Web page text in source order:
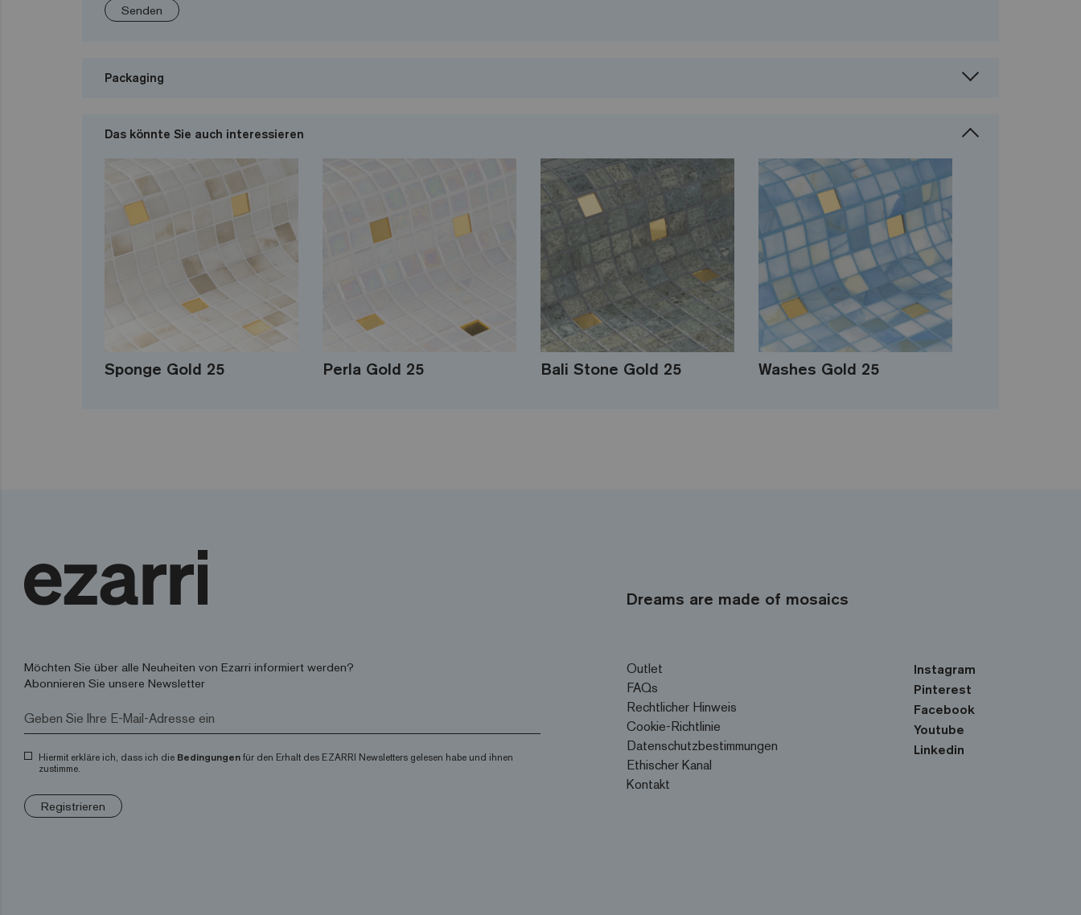
Senden
Packaging
Das könnte Sie auch interessieren
Sponge Gold 25 Perla Gold 25 Bali Stone Gold 25 Washes Gold 25
Dreams are made of mosaics
Möchten Sie über alle Neuheiten von Ezarri informiert werden?
Abonnieren Sie unsere Newsletter
Hiermit erkläre ich, dass ich die Bedingungen für den Erhalt des EZARRI Newsletters gelesen habe und ihnen
zustimme.
Registrieren
Outlet
FAQs
Rechtlicher Hinweis
Cookie-Richtlinie
Datenschutzbestimmungen
Ethischer Kanal
Kontakt
Instagram
Pinterest
Facebook
Youtube
Linkedin